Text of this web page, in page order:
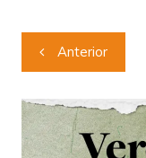
Navegação
de
Post
Anterior